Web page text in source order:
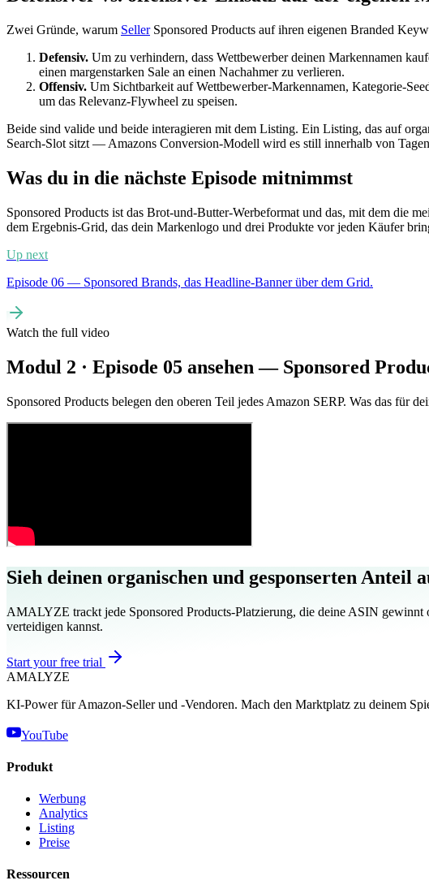
Zwei Gründe, warum SellerSponsored Products auf ihren eigenen Branded
Defensiv. Um zu verhindern, dass Wettbewerber deinen Markennamen
einen margenstarken Sale an einen Nachahmer zu verlieren.
Offensiv. Um Sichtbarkeit auf Wettbewerber-Markennamen, Kategorie-
um das Relevanz-Flywheel zu speisen.
Beide sind valide und beide interagieren mit dem Listing. Ein Listing, das auf
Search-Slot sitzt — Amazons Conversion-Modell wird es still innerhalb von
Was du in die nächste Episode mitnimmst
Sponsored Products ist das Brot-und-Butter-Werbeformat und das, mit dem die
dem Ergebnis-Grid, das dein Markenlogo und drei Produkte vor jeden Käufer
Up next
Episode 06 — Sponsored Brands, das Headline-Banner über dem Grid.
Watch the full video
Modul 2 · Episode 05 ansehen — Sponsored
Sponsored Products belegen den oberen Teil jedes Amazon SERP. Was das für
Sieh deinen organischen und gesponserten Anteil
AMALYZE trackt jede Sponsored Products-Platzierung, die deine ASIN
verteidigen kannst.
Start your free trial
AMALYZE
KI-Power für Amazon-Seller und -Vendoren. Mach den Marktplatz zu deinem
YouTube
Produkt
Werbung
Analytics
Listing
Preise
Ressourcen